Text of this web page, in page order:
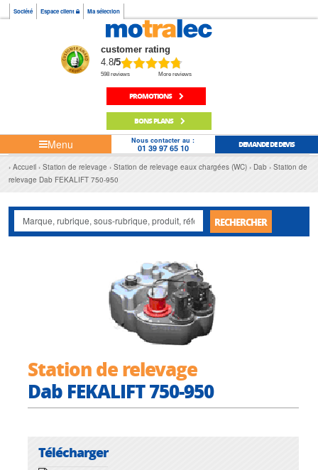
Société Espace client Ma sélection
customer rating
4.8/5
598 reviews More reviews
PROMOTIONS
BONS PLANS
Menu Nous contacter au :
01 39 97 65 10 DEMANDE DE DEVIS
Accueil Station de relevage Station de relevage eaux chargées (WC) Dab
Station de
relevage Dab FEKALIFT 750-950
RECHERCHER
Station de relevage
Dab FEKALIFT 750-950
Télécharger